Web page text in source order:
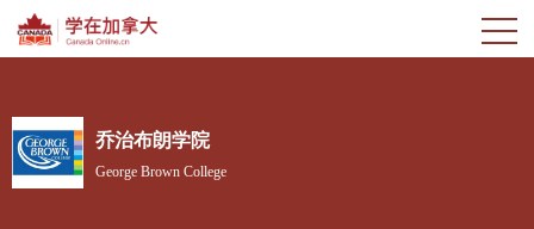
乔治布朗学院
George Brown College